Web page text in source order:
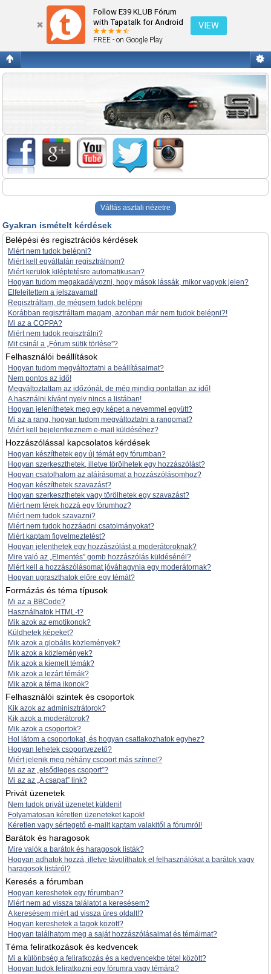
Follow E39 KLUB Fórum
with Tapatalk for Android
FREE - on Google Play
VIEW
Gyakran ismételt kérdések
Váltás asztali nézetre
Gyakran ismételt kérdések
Belépési és regisztrációs kérdések
Miért nem tudok belépni?
Miért kell egyáltalán regisztrálnom?
Miért kerülök kiléptetésre automatikusan?
Hogyan tudom megakadályozni, hogy mások lássák, mikor vagyok jelen?
Elfelejtettem a jelszavamat!
Regisztráltam, de mégsem tudok belépni
Korábban regisztráltam magam, azonban már nem tudok belépni?!
Mi az a COPPA?
Miért nem tudok regisztrálni?
Mit csinál a „Fórum sütik törlése”?
Felhasználói beállítások
Hogyan tudom megváltoztatni a beállításaimat?
Nem pontos az idő!
Megváltoztattam az időzónát, de még mindig pontatlan az idő!
A használni kívánt nyelv nincs a listában!
Hogyan jeleníthetek meg egy képet a nevemmel együtt?
Mi az a rang, hogyan tudom megváltoztatni a rangomat?
Miért kell bejelentkeznem e-mail küldéséhez?
Hozzászólással kapcsolatos kérdések
Hogyan készíthetek egy új témát egy fórumban?
Hogyan szerkeszthetek, illetve törölhetek egy hozzászólást?
Hogyan csatolhatom az aláírásomat a hozzászólásomhoz?
Hogyan készíthetek szavazást?
Hogyan szerkeszthetek vagy törölhetek egy szavazást?
Miért nem férek hozzá egy fórumhoz?
Miért nem tudok szavazni?
Miért nem tudok hozzáadni csatolmányokat?
Miért kaptam figyelmeztetést?
Hogyan jelenthetek egy hozzászólást a moderátoroknak?
Mire való az „Elmentés” gomb hozzászólás küldésénél?
Miért kell a hozzászólásomat jóváhagynia egy moderátornak?
Hogyan ugraszthatok előre egy témát?
Formázás és téma típusok
Mi az a BBCode?
Használhatok HTML-t?
Mik azok az emotikonok?
Küldhetek képeket?
Mik azok a globális közlemények?
Mik azok a közlemények?
Mik azok a kiemelt témák?
Mik azok a lezárt témák?
Mik azok a téma ikonok?
Felhasználói szintek és csoportok
Kik azok az adminisztrátorok?
Kik azok a moderátorok?
Mik azok a csoportok?
Hol látom a csoportokat, és hogyan csatlakozhatok egyhez?
Hogyan lehetek csoportvezető?
Miért jelenik meg néhány csoport más színnel?
Mi az az „elsődleges csoport”?
Mi az az „A csapat” link?
Privát üzenetek
Nem tudok privát üzenetet küldeni!
Folyamatosan kéretlen üzeneteket kapok!
Kéretlen vagy sértegető e-mailt kaptam valakitől a fórumról!
Barátok és haragosok
Mire valók a barátok és haragosok listák?
Hogyan adhatok hozzá, illetve távolíthatok el felhasználókat a barátok vagy
haragosok listáról?
Keresés a fórumban
Hogyan kereshetek egy fórumban?
Miért nem ad vissza találatot a keresésem?
A keresésem miért ad vissza üres oldalt!?
Hogyan kereshetek a tagok között?
Hogyan találhatom meg a saját hozzászólásaimat és témáimat?
Téma feliratkozások és kedvencek
Mi a különbség a feliratkozás és a kedvencekbe tétel között?
Hogyan tudok feliratkozni egy fórumra vagy témára?